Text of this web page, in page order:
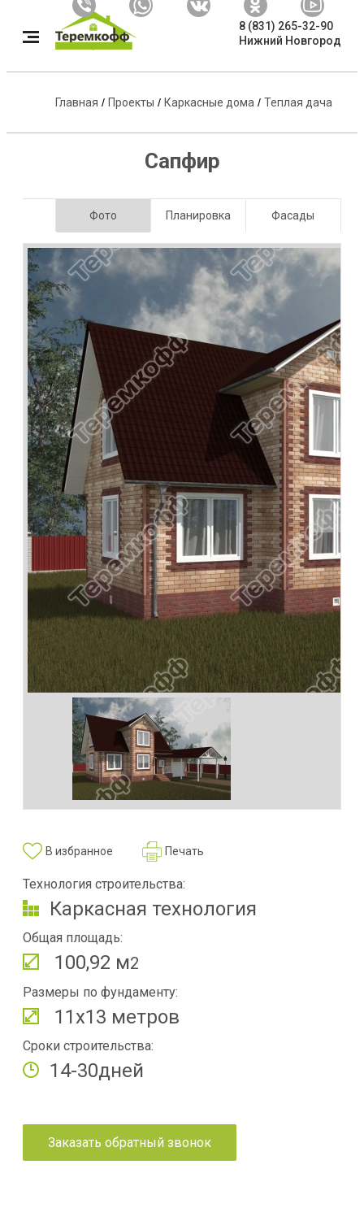
8 (831) 265-32-90
Нижний Новгород
Главная / Проекты / Каркасные дома / Теплая дача
Сапфир
Фото Планировка Фасады
В избранное Печать
Технология строительства:
Каркасная технология
Общая площадь:
100,92 м2
Размеры по фундаменту:
11х13 метров
Сроки строительства:
14-30дней
Заказать обратный звонок